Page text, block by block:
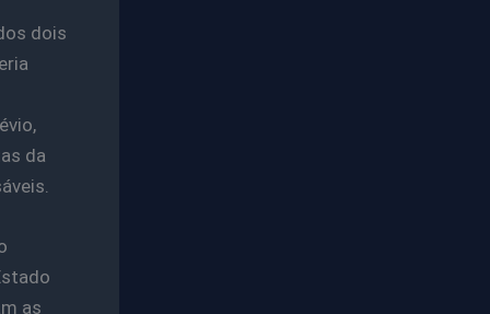
dois
da
as